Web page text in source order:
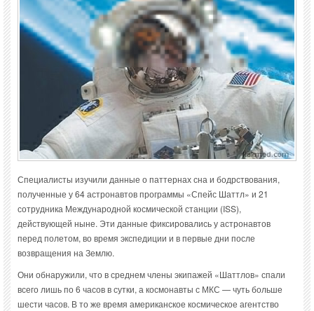
Специалисты изучили данные о паттернах сна и бодрствования,
полученные у 64 астронавтов программы «Спейс Шаттл» и 21
сотрудника Международной космической станции (ISS),
действующей ныне. Эти данные фиксировались у астронавтов
перед полетом, во время экспедиции и в первые дни после
возвращения на Землю.
Они обнаружили, что в среднем члены экипажей «Шаттлов» спали
всего лишь по 6 часов в сутки, а космонавты с МКС — чуть больше
шести часов. В то же время американское космическое агентство